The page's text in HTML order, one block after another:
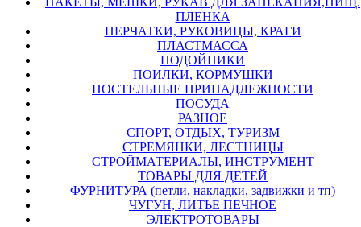
ПЛЕНКА
ПЕРЧАТКИ, РУКОВИЦЫ, КРАГИ
ПЛАСТМАССА
ПОДОЙНИКИ
ПОИЛКИ, КОРМУШКИ
ПОСТЕЛЬНЫЕ ПРИНАДЛЕЖНОСТИ
ПОСУДА
РАЗНОЕ
СПОРТ, ОТДЫХ, ТУРИЗМ
СТРЕМЯНКИ, ЛЕСТНИЦЫ
СТРОЙМАТЕРИАЛЫ, ИНСТРУМЕНТ
ТОВАРЫ ДЛЯ ДЕТЕЙ
ФУРНИТУРА (петли, накладки, задвижки и тп)
ЧУГУН, ЛИТЬЕ ПЕЧНОЕ
ЭЛЕКТРОТОВАРЫ